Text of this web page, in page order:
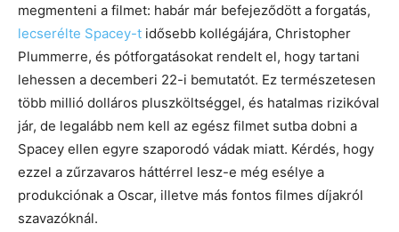
megmenteni a filmet: habár már befejeződött a forgatás,
lecserélte Spacey-t idősebb kollégájára, Christopher
Plummerre, és pótforgatásokat rendelt el, hogy tartani
lehessen a decemberi 22-i bemutatót. Ez természetesen
több millió dolláros pluszköltséggel, és hatalmas rizikóval
jár, de legalább nem kell az egész filmet sutba dobni a
Spacey ellen egyre szaporodó vádak miatt. Kérdés, hogy
ezzel a zűrzavaros háttérrel lesz-e még esélye a
produkciónak a Oscar, illetve más fontos filmes díjakról
szavazóknál.